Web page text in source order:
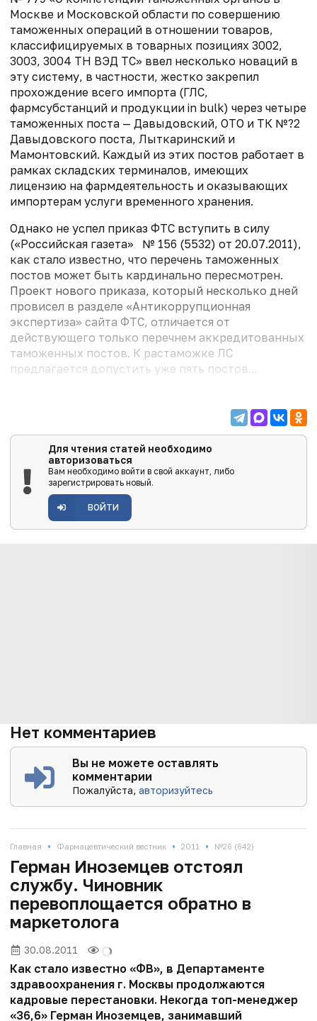
Москве и Московской области по совершению
таможенных операций в отношении товаров,
классифицируемых в товарных позициях 3002,
3003, 3004 ТН ВЭД ТС» ввел несколько новаций в
эту систему, в частности, жестко закрепил
прохождение всего импорта (ГЛС,
фармсубстанций и продукции in bulk) через четыре
таможенных поста — Давыдовский, ОТО и ТК №?2
Давыдовского поста, Лыткаринский и
Мамонтовский. Каждый из этих постов работает в
рамках складских терминалов, имеющих
лицензию на фармдеятельность и оказывающих
импортерам услуги временного хранения.
Однако не успел приказ ФТС вступить в силу
(«Российская газета» № 156 (5532) от 20.07.2011),
как стало известно, что перечень таможенных
постов может быть кардинально пересмотрен.
Проект нового приказа, который несколько дней
провисел в разделе «Антикоррупционная
экспертиза» сайта ФТС, отличается от
действующего только перечнем аккредитованных
таможенных постов. К растаможке ЛС
предлагается допустить уже пять постов...
Для чтения статей необходимо
авторизоваться
Вам необходимо войти в свой аккаунт, либо
зарегистрировать новый.
ВОЙТИ
Нет комментариев
Вы не можете оставлять
комментарии
Пожалуйста,авторизуйтесь
Главная • Фармацевтический вестник • 2011 • №26 (642)
Герман Иноземцев отстоял
службу. Чиновник
перевоплощается обратно в
маркетолога
30.08.2011
Как стало известно «ФВ», в Департаменте
здравоохранения г. Москвы продолжаются
кадровые перестановки. Некогда топ-менеджер
«36,6» Герман Иноземцев, занимавший